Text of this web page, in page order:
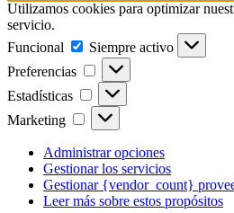
Utilizamos cookies para optimizar
servicio.
Funcional
Funcional
Siempre activo
Preferencias
Preferencias
Estadísticas Estadísticas
Marketing Marketing
Administrar opciones
Gestionar los servicios
Gestionar {vendor_count}
Leer más sobre estos propósitos